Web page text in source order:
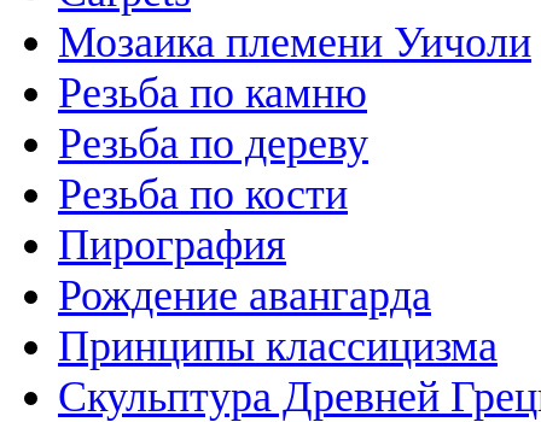
Мозаика племени Уичоли
Резьба по камню
Резьба по дереву
Резьба по кости
Пирография
Рождение авангарда
Принципы классицизма
Скульптура Древней